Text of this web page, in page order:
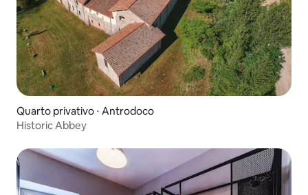
Quarto privativo ⋅ Antrodoco
Historic Abbey